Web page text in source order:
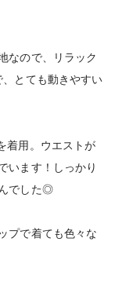
なので、リラック
とても動きやすい
着用。ウエストが
います！しっかり
でした◎
プで着ても色々な